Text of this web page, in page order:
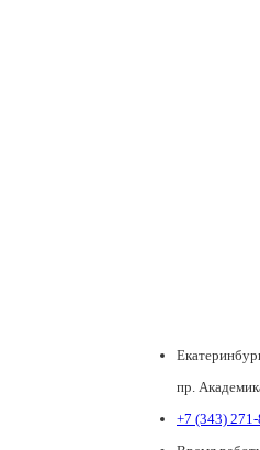
пр.
+7 (343)